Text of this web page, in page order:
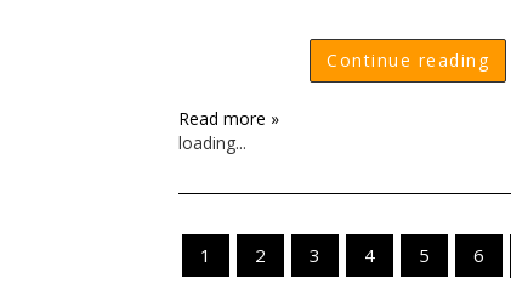
Continue reading
Read more »
loading...
1 2 3 4 5 6